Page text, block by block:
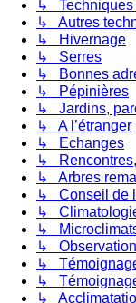
↳ Techniques
↳ Autres
↳ Hivernage
↳ Serres
↳ Bonnes
↳ Pépinières
↳ Jardins,
↳ A l’étranger
↳ Echanges
↳
↳ Arbres
↳ Conseil de
↳
↳
↳
↳
↳
↳